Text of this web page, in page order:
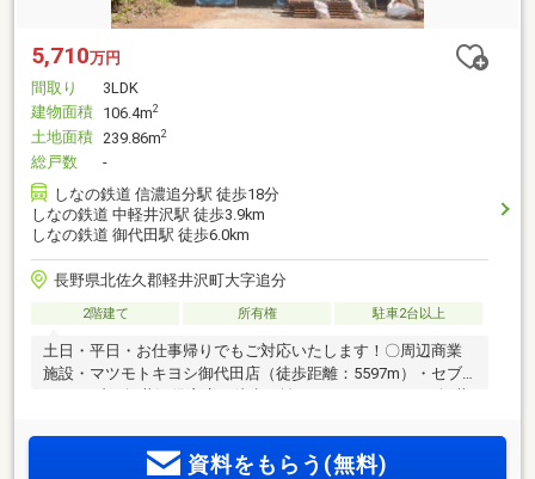
5,710万円
間取り
3LDK
建物面積 106.4m2
土地面積 239.86m2
総戸数
-
しなの鉄道 信濃追分駅 徒歩18分
しなの鉄道 中軽井沢駅 徒歩3.9km
しなの鉄道 御代田駅 徒歩6.0km
長野県北佐久郡軽井沢町大字追分
2階建て 所有権 駐車2台以上
土日・平日・お仕事帰りでもご対応いたします！〇周辺商業
施設・マツモトキヨシ御代田店（徒歩距離：5597m）・セブ
らサポート●〇ローンに不安事ございませんか？・ローンにつ
いてわからない・車のローンがある・他社で審査に落ちてし
資料をもらう(無料)